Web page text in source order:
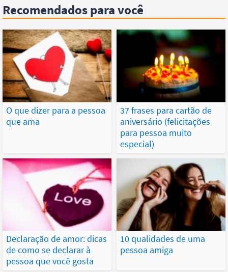
Recomendados para você
O que dizer para a pessoa
que ama
37 frases para cartão de
aniversário (felicitações
para pessoa muito
especial)
Declaração de amor: dicas
de como se declarar à
pessoa que você gosta
10 qualidades de uma
pessoa amiga